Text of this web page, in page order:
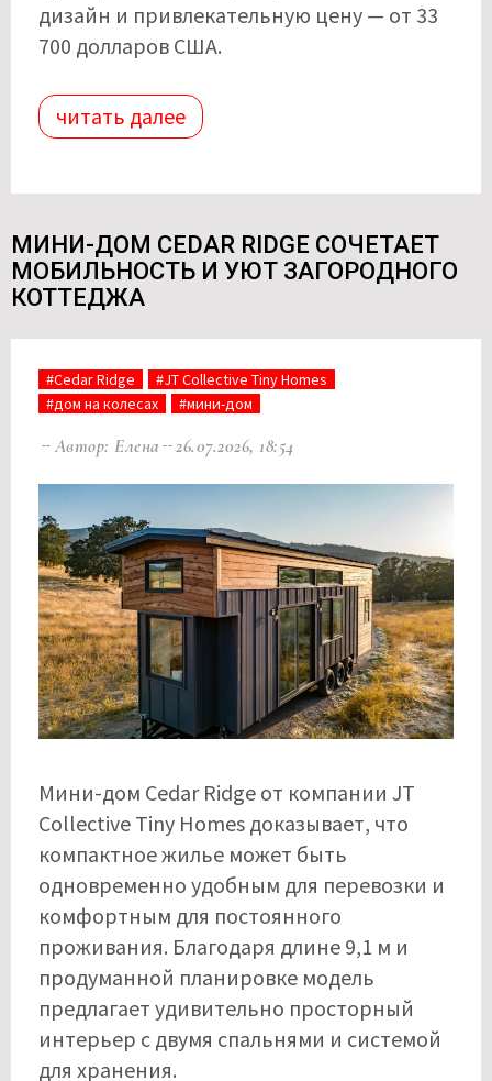
дизайн и привлекательную цену — от 33
700 долларов США.
читать далее
МИНИ-ДОМ CEDAR RIDGE СОЧЕТАЕТ
МОБИЛЬНОСТЬ И УЮТ ЗАГОРОДНОГО
КОТТЕДЖА
#Cedar Ridge
#JT Collective Tiny Homes
#дом на колесах
#мини-дом
Автор: Елена 26.07.2026, 18:54
Мини-дом Cedar Ridge от компании JT
Collective Tiny Homes доказывает, что
компактное жилье может быть
одновременно удобным для перевозки и
комфортным для постоянного
проживания. Благодаря длине 9,1 м и
продуманной планировке модель
предлагает удивительно просторный
интерьер с двумя спальнями и системой
для хранения.